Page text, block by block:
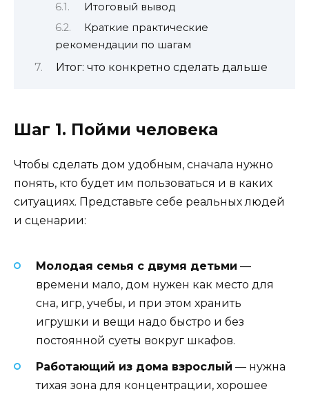
Итоговый вывод
Краткие практические
рекомендации по шагам
Итог: что конкретно сделать дальше
Шаг 1. Пойми человека
Чтобы сделать дом удобным, сначала нужно
понять, кто будет им пользоваться и в каких
ситуациях. Представьте себе реальных людей
и сценарии:
Молодая семья с двумя детьми —
времени мало, дом нужен как место для
сна, игр, учебы, и при этом хранить
игрушки и вещи надо быстро и без
постоянной суеты вокруг шкафов.
Работающий из дома взрослый — нужна
тихая зона для концентрации, хорошее